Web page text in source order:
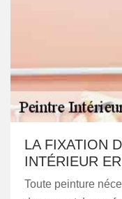
LA FIXATION
INTÉRIEUR
Toute peinture